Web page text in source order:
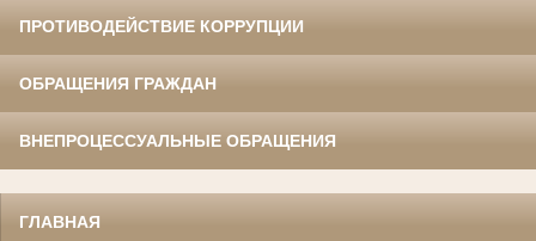
ПРОТИВОДЕЙСТВИЕ КОРРУПЦИИ
ОБРАЩЕНИЯ ГРАЖДАН
ВНЕПРОЦЕССУАЛЬНЫЕ ОБРАЩЕНИЯ
ГЛАВНАЯ